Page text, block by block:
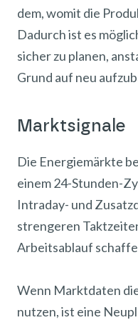
dem, womit die
Dadurch ist es
sicher zu planen,
Grund auf neu
Marktsignale
Die Energiemärkte
einem 24-Stunden-
Intraday- und
strengeren
Arbeitsablauf
Wenn Marktdaten
nutzen, ist eine